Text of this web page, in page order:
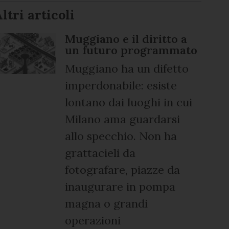
articoli
Muggiano e il diritto a
un futuro programmato
Muggiano ha un difetto
imperdonabile: esiste
lontano dai luoghi in cui
Milano ama guardarsi
allo specchio. Non ha
grattacieli da
fotografare, piazze da
inaugurare in pompa
magna o grandi
operazioni